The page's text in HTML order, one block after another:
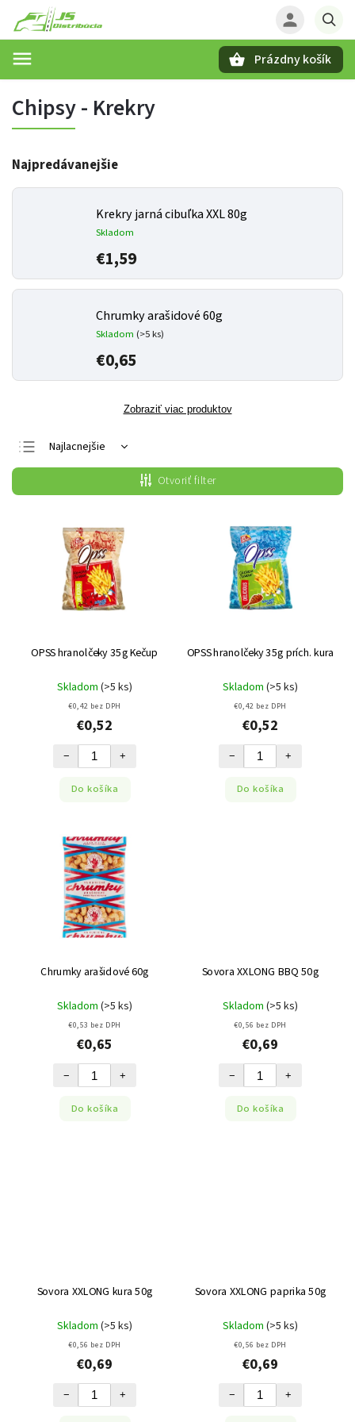
Prázdny košík
Chipsy - Krekry
Najpredávanejšie
Krekry jarná cibuľka XXL 80g
Skladom
€1,59
Chrumky arašidové 60g
Skladom (>5 ks)
€0,65
Zobraziť viac produktov
Najlacnejšie
Najdrahšie
Najpredávanejšie
Abecedne
Otvoriť filter
OPSS hranolčeky 35g Kečup
Skladom (>5 ks)
€0,42 bez DPH
€0,52
+
−
Do košíka
OPSS hranolčeky 35g prích. kura
Skladom (>5 ks)
€0,42 bez DPH
€0,52
+
−
Do košíka
Chrumky arašidové 60g
Skladom (>5 ks)
€0,53 bez DPH
€0,65
+
−
Do košíka
Sovora XXLONG BBQ 50g
Skladom (>5 ks)
€0,56 bez DPH
€0,69
+
−
Do košíka
Sovora XXLONG kura 50g
Skladom (>5 ks)
€0,56 bez DPH
€0,69
+
−
Sovora XXLONG paprika 50g
Skladom (>5 ks)
€0,56 bez DPH
€0,69
+
−